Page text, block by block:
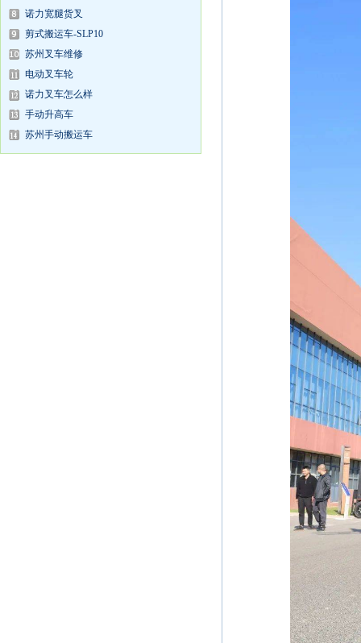
诺力宽腿货叉
剪式搬运车-SLP10
苏州叉车维修
电动叉车轮
诺力叉车怎么样
手动升高车
苏州手动搬运车